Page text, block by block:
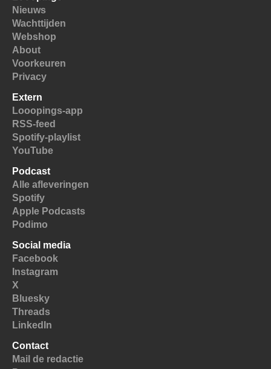
Nieuws
Wachttijden
Webshop
About
Voorkeuren
Privacy
Extern
Looopings-app
RSS-feed
Spotify-playlist
YouTube
Podcast
Alle afleveringen
Spotify
Apple Podcasts
Podimo
Social media
Facebook
Instagram
X
Bluesky
Threads
LinkedIn
Contact
Mail de redactie